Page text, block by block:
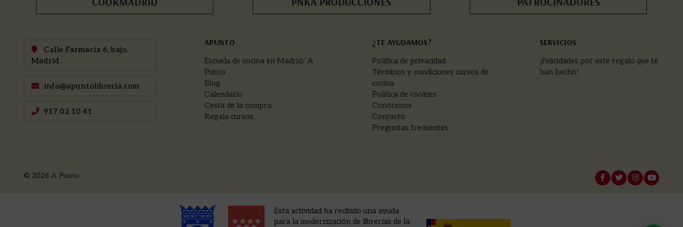
Calle Farmacia 6, bajo.
Madrid
info@apuntolibreria.com
917 02 10 41
APUNTO
Escuela de cocina en Madrid/ A
Punto
Blog
Calendario
Cesta de la compra
Regala cursos
¿TE AYUDAMOS?
Política de privacidad
Términos y condiciones cursos de
cocina
Política de cookies
Conócenos
Contacto
Preguntas frecuentes
SERVICIOS
¡Felicidades por este regalo que te
han hecho!
© 2026 A Punto
Esta actividad ha recibido una ayuda
para la modernización de librerías de la